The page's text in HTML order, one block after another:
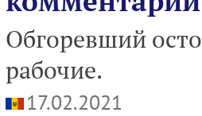
Обгоревший
рабочие.
17.02.2021